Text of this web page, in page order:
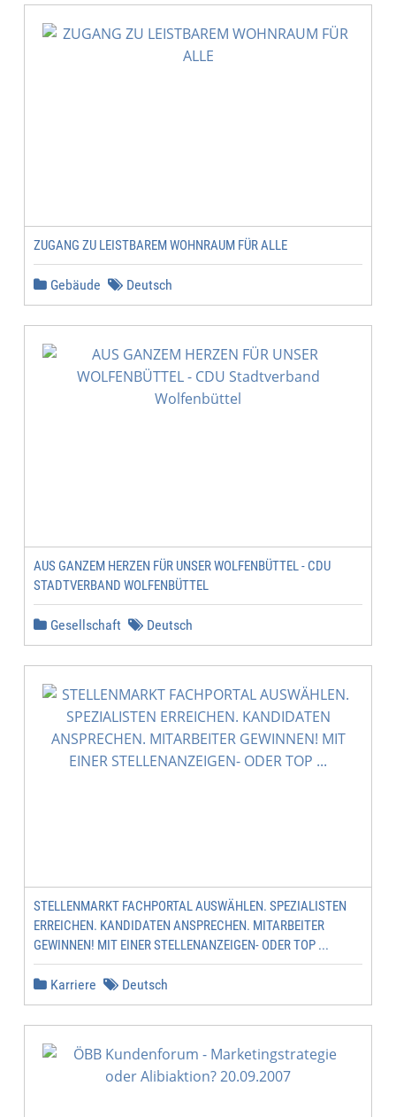
ZUGANG ZU LEISTBAREM WOHNRAUM FÜR ALLE
Gebäude Deutsch
AUS GANZEM HERZEN FÜR UNSER WOLFENBÜTTEL - CDU
STADTVERBAND WOLFENBÜTTEL
Gesellschaft Deutsch
STELLENMARKT FACHPORTAL AUSWÄHLEN. SPEZIALISTEN
ERREICHEN. KANDIDATEN ANSPRECHEN. MITARBEITER
GEWINNEN! MIT EINER STELLENANZEIGEN- ODER TOP ...
Karriere Deutsch